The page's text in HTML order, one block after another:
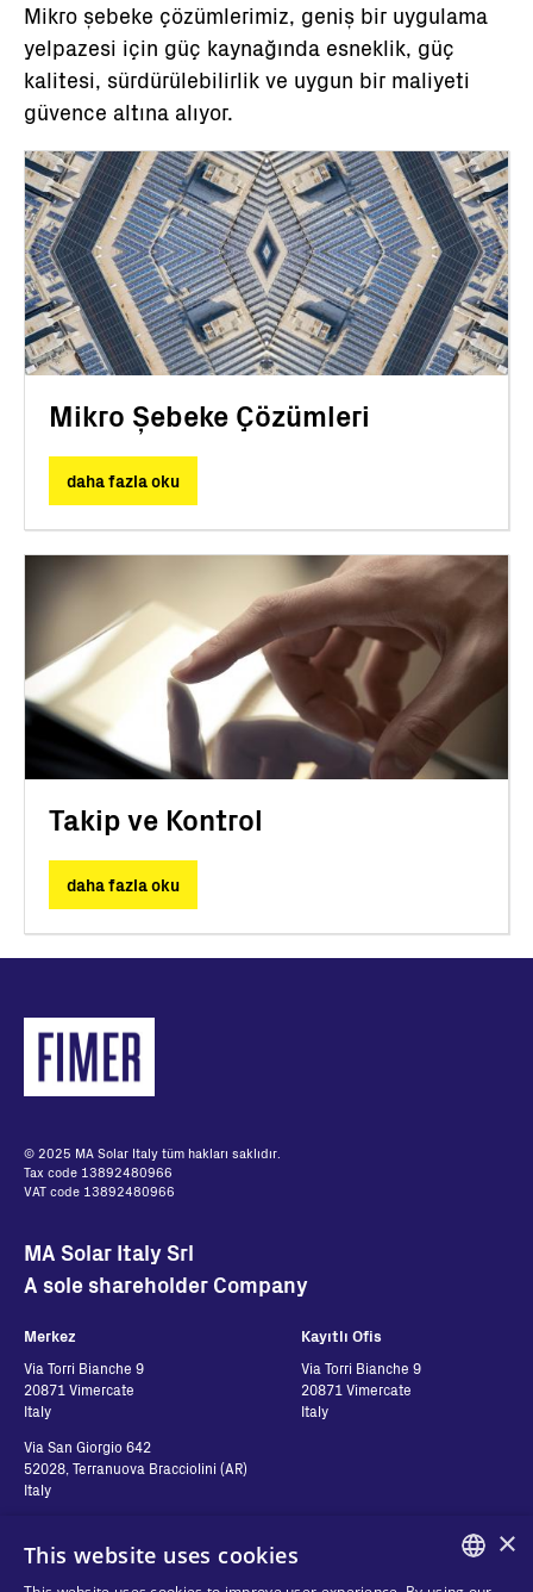
Mikro şebeke çözümlerimiz, geniş bir uygulama
yelpazesi için güç kaynağında esneklik, güç
kalitesi, sürdürülebilirlik ve uygun bir maliyeti
güvence altına alıyor.
Mikro Şebeke Çözümleri
daha fazla oku
Takip ve Kontrol
daha fazla oku
© 2025 MA Solar Italy tüm hakları saklıdır.
Tax code 13892480966
VAT code 13892480966
MA Solar Italy Srl
A sole shareholder Company
Merkez
Via Torri Bianche 9
20871 Vimercate
Italy
Via San Giorgio 642
52028, Terranuova Bracciolini (AR)
Italy
Kayıtlı Ofis
Via Torri Bianche 9
20871 Vimercate
Italy
Contatti Seguici
×
This website uses cookies